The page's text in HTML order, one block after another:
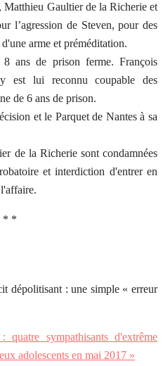
Gaultier de la Richerie et
l’agression de Steven, pour des
arme et préméditation.
ans de prison ferme. François
est lui reconnu coupable des
de 6 ans de prison.
et le Parquet de Nantes à sa
de la Richerie sont condamnées
et interdiction d'entrer en
* *
dépolitisant : une simple « erreur
sympathisants d'extrême
adolescents en mai 2017 »